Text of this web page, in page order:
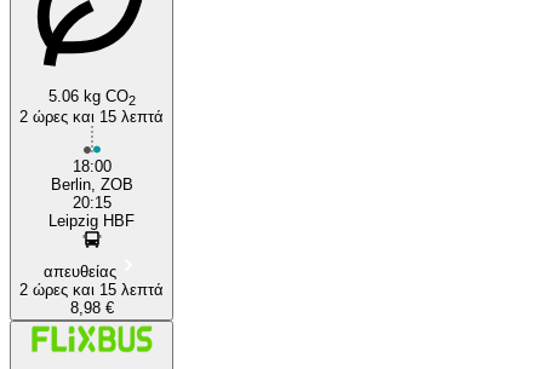
5.06 kg CO2
2 ώρες και 15 λεπτά
18:00
Berlin, ZOB
20:15
Leipzig HBF
απευθείας
2 ώρες και 15 λεπτά
8,98 €